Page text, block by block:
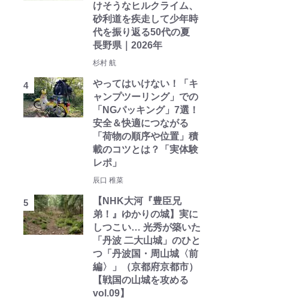
けそうなヒルクライム、
砂利道を疾走して少年時
代を振り返る50代の夏
長野県｜2026年
杉村 航
やってはいけない！「キ
ャンプツーリング」での
「NGパッキング」7選！
安全＆快適につながる
「荷物の順序や位置」積
載のコツとは？「実体験
レポ」
辰口 稚菜
【NHK大河『豊臣兄
弟！』ゆかりの城】実に
しつこい… 光秀が築いた
「丹波 二大山城」のひと
つ「丹波国・周山城〈前
編〉」（京都府京都市）
【戦国の山城を攻める
vol.09】